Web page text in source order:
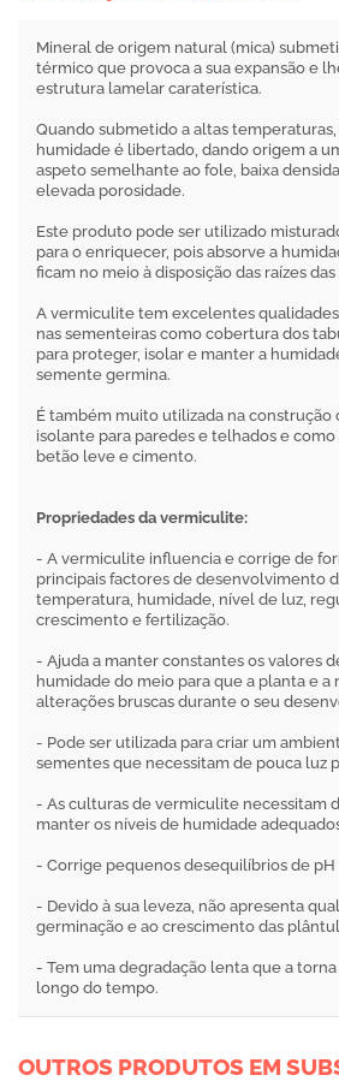
Mineral de origem natural (mica)
térmico que provoca a sua expansão e
estrutura lamelar caraterística.
Quando submetido a altas
humidade é libertado, dando origem a
aspeto semelhante ao fole, baixa
elevada porosidade.
Este produto pode ser utilizado
para o enriquecer, pois absorve a
ficam no meio à disposição das raízes
A vermiculite tem excelentes
nas sementeiras como cobertura dos
para proteger, isolar e manter a
semente germina.
É também muito utilizada na
isolante para paredes e telhados e
betão leve e cimento.
Propriedades da vermiculite:
- A vermiculite influencia e corrige de
principais factores de desenvolvimento
temperatura, humidade, nível de luz,
crescimento e fertilização.
- Ajuda a manter constantes os valores
humidade do meio para que a planta e a
alterações bruscas durante o seu
- Pode ser utilizada para criar um
sementes que necessitam de pouca luz
- As culturas de vermiculite necessitam
manter os níveis de humidade
- Corrige pequenos desequilíbrios de pH
- Devido à sua leveza, não apresenta
germinação e ao crescimento das
- Tem uma degradação lenta que a
longo do tempo.
OUTROS PRODUTOS EM